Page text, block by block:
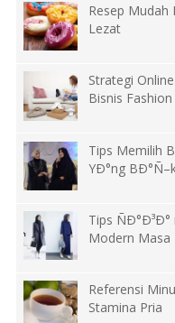
Resep
Lezat
Strategi
Bisnis Fashion
Tips Memilih
YÐ°ng
Tips
Modern Masa
Referensi
Stamina Pria